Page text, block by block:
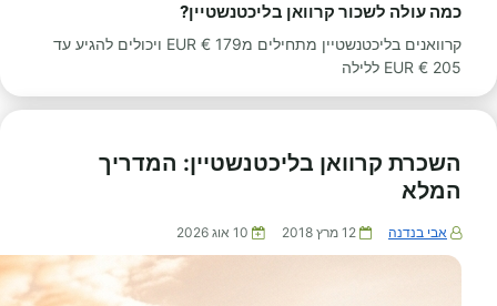
כמה עולה לשכור קרוואן בליכטנשטיין?
קרוואנים בליכטנשטיין מתחילים מ179 € EUR ויכולים להגיע עד
205 € EUR ללילה
השכרת קרוואן בליכטנשטיין: המדריך
המלא
אבי בנדנה 12 מרץ 2018 10 אוג 2026